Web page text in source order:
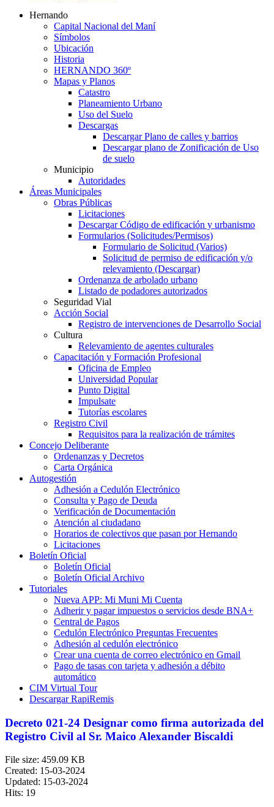
Hernando
Capital Nacional del Maní
Símbolos
Ubicación
Historia
HERNANDO 360º
Mapas y Planos
Catastro
Planeamiento Urbano
Uso del Suelo
Descargas
Descargar Plano de calles y barrios
Descargar plano de Zonificación de Uso
de suelo
Municipio
Autoridades
Áreas Municipales
Obras Públicas
Licitaciones
Descargar Código de edificación y urbanismo
Formularios (Solicitudes/Permisos)
Formulario de Solicitud (Varios)
Solicitud de permiso de edificación y/o
relevamiento (Descargar)
Ordenanza de arbolado urbano
Listado de podadores autorizados
Seguridad Vial
Acción Social
Registro de intervenciones de Desarrollo Social
Cultura
Relevamiento de agentes culturales
Capacitación y Formación Profesional
Oficina de Empleo
Universidad Popular
Punto Digital
Impulsate
Tutorías escolares
Registro Civil
Requisitos para la realización de trámites
Concejo Deliberante
Ordenanzas y Decretos
Carta Orgánica
Autogestión
Adhesión a Cedulón Electrónico
Consulta y Pago de Deuda
Verificación de Documentación
Atención al ciudadano
Horarios de colectivos que pasan por Hernando
Licitaciones
Boletín Oficial
Boletín Oficial
Boletín Oficial Archivo
Tutoriales
Nueva APP: Mi Muni Mi Cuenta
Adherir y pagar impuestos o servicios desde BNA+
Central de Pagos
Cedulón Electrónico Preguntas Frecuentes
Adhesión al cedulón electrónico
Crear una cuenta de correo electrónico en Gmail
Pago de tasas con tarjeta y adhesión a débito
automático
CIM Virtual Tour
Descargar RapiRemis
Decreto 021-24 Designar como firma autorizada del
Registro Civil al Sr. Maico Alexander Biscaldi
File size: 459.09 KB
Created: 15-03-2024
Updated: 15-03-2024
Hits: 19